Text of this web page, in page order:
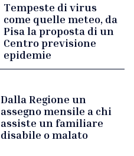
Tempeste di virus
come quelle meteo, da
Pisa la proposta di un
Centro previsione
epidemie
Dalla Regione un
assegno mensile a chi
assiste un familiare
disabile o malato